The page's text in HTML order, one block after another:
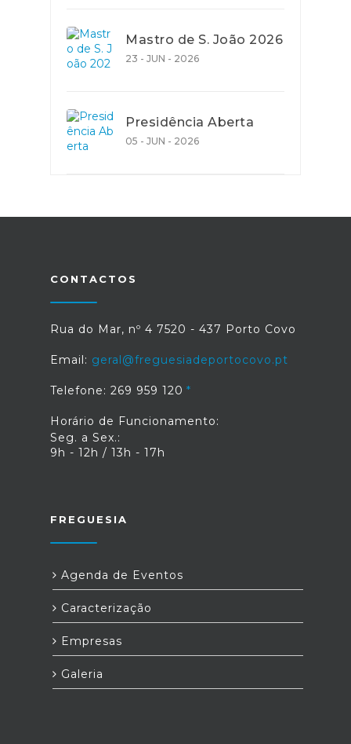
Mastro de S. João 2026
23 - JUN - 2026
Presidência Aberta
05 - JUN - 2026
CONTACTOS
Rua do Mar, nº 4 7520 - 437 Porto Covo
Email: geral@freguesiadeportocovo.pt
Telefone: 269 959 120
Horário de Funcionamento:
Seg. a Sex.:
9h - 12h / 13h - 17h
FREGUESIA
Agenda de Eventos
Caracterização
Empresas
Galeria